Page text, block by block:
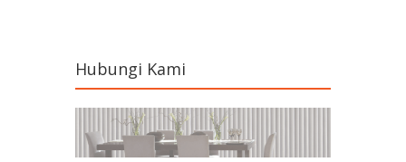
Hubungi Kami